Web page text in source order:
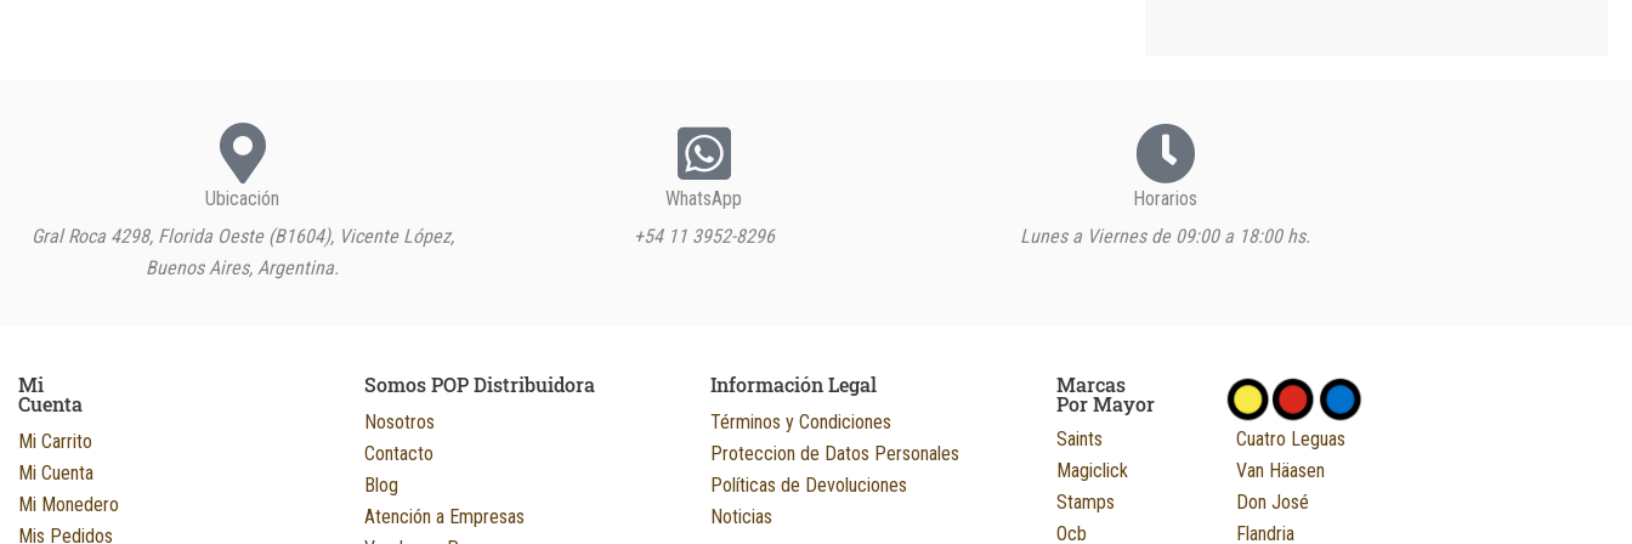
Ubicación
Gral Roca 4298, Florida Oeste (B1604), Vicente López,
Buenos Aires, Argentina.
WhatsApp
+54 11 3952-8296
Horarios
Lunes a Viernes de 09:00 a 18:00 hs.
Mi
Cuenta
Mi Carrito
Mi Cuenta
Mi Monedero
Mis Pedidos
Somos POP Distribuidora
Nosotros
Contacto
Blog
Atención a Empresas
Información Legal
Términos y Condiciones
Proteccion de Datos Personales
Políticas de Devoluciones
Noticias
Marcas
Por Mayor
Saints
Magiclick
Stamps
Ocb
Cuatro Leguas
Van Häasen
Don José
Flandria